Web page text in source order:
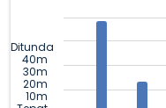
Ditunda
40m
30m
20m
10m